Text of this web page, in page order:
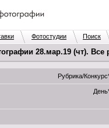
Фотостудии Поиск
28.мар.19 (чт). Все
Рубрика/